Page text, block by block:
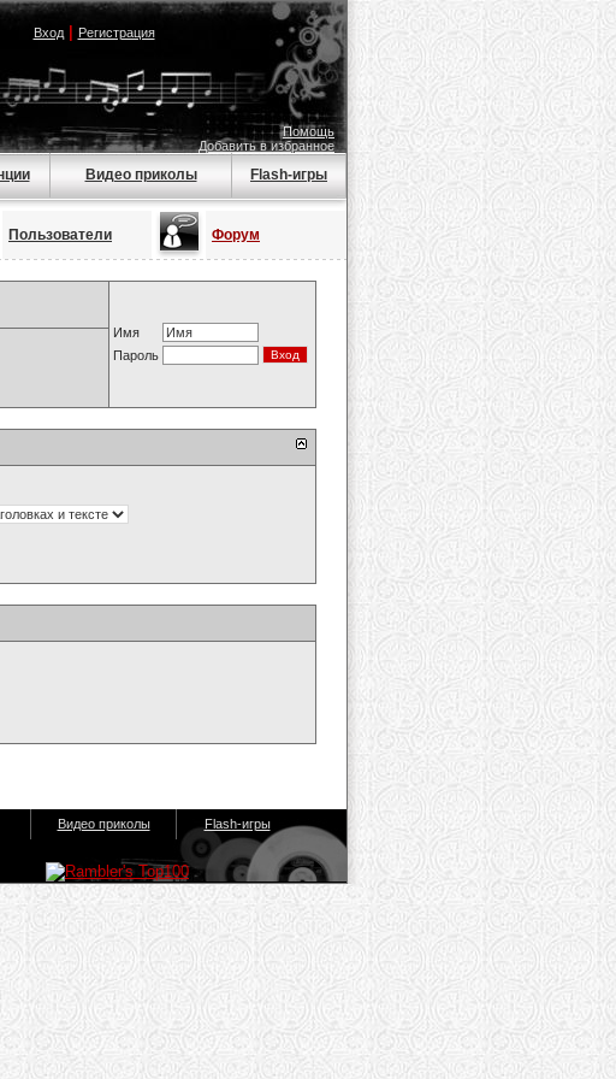
Вход| Регистрация
Помощь
Добавить в избранное
Видео приколы Flash-игры
Пользователи Форум
Имя
Пароль
Видео приколы Flash-игры